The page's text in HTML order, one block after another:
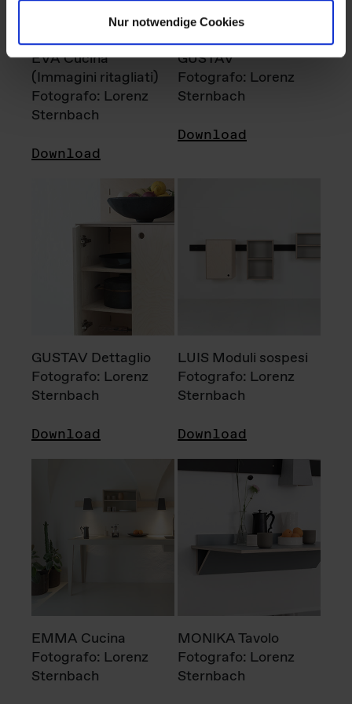
Nur notwendige Cookies
EVA Cucina
(Immagini ritagliati)
Fotografo: Lorenz
Sternbach
Download
GUSTAV
Fotografo: Lorenz
Sternbach
Download
GUSTAV Dettaglio
Fotografo: Lorenz
Sternbach
Download
LUIS Moduli sospesi
Fotografo: Lorenz
Sternbach
Download
EMMA Cucina
Fotografo: Lorenz
Sternbach
MONIKA Tavolo
Fotografo: Lorenz
Sternbach